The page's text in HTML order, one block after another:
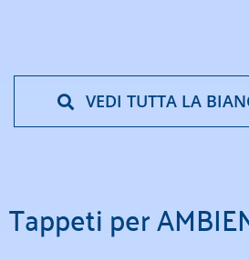
VEDI TUTTA LA
Tappeti per